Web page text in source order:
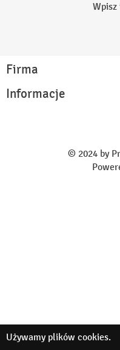
Wpisz
Firma
Kontakt
Informacje
© 2024 by
Używamy plików cookies.